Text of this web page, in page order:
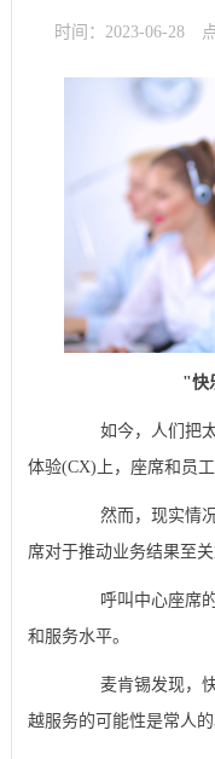
时间：2023-06-28
"快
如今，人们把太
体验(CX)上，座席和员
然而，现实情况
席对于推动业务结果至关
呼叫中心座席的
和服务水平。
麦肯锡发现，快
越服务的可能性是常人的